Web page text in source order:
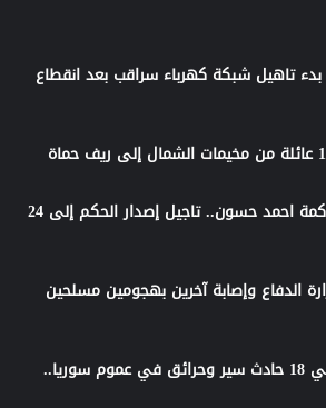
تاهيل شبكة كهرباء سراقب بعد انقطاع
الجلسة الخامسة لمحاكمة احمد حسون.. تاجيل إصدار الحكم إلى 24
الدفاع وإصابة آخرين بهجومين مسلحين
3 وفيات و21 مصابا في 18 حادث سير وحرائق في عموم سوريا..